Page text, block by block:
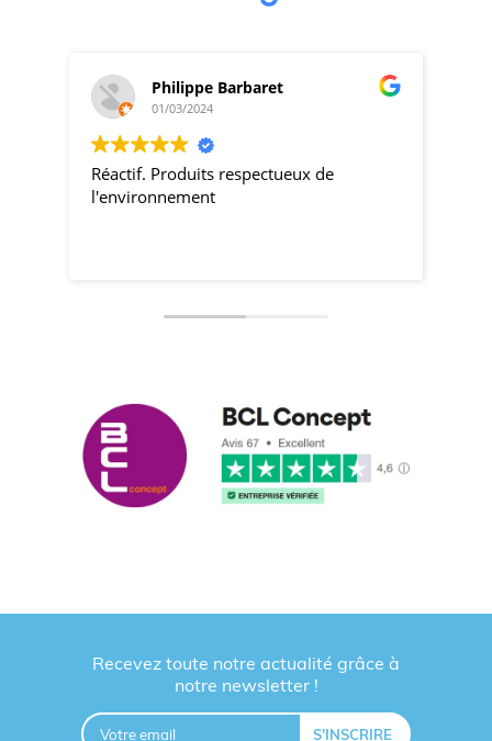
Philippe Barbaret
01/03/2024
Réactif. Produits respectueux de
l'environnement
Recevez toute notre actualité grâce à
notre newsletter !